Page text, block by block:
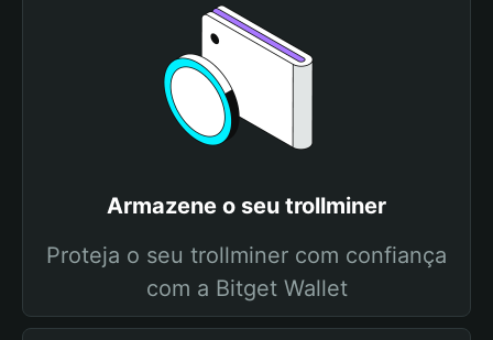
Armazene o seu trollminer
Proteja o seu trollminer com confiança
com a Bitget Wallet